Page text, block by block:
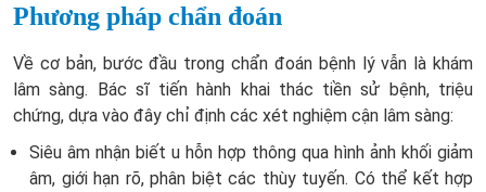
Phương pháp chẩn đoán
Về cơ bản, bước đầu trong chẩn đoán bệnh lý vẫn là khám
lâm sàng. Bác sĩ tiến hành khai thác tiền sử bệnh, triệu
chứng, dựa vào đây chỉ định các xét nghiệm cận lâm sàng:
Siêu âm nhận biết u hỗn hợp thông qua hình ảnh khối giảm
âm, giới hạn rõ, phân biệt các thùy tuyến. Có thể kết hợp